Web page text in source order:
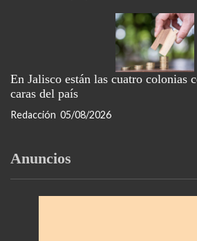
En Jalisco están las cuatro colonias
caras del país
Redacción 05/08/2026
Anuncios